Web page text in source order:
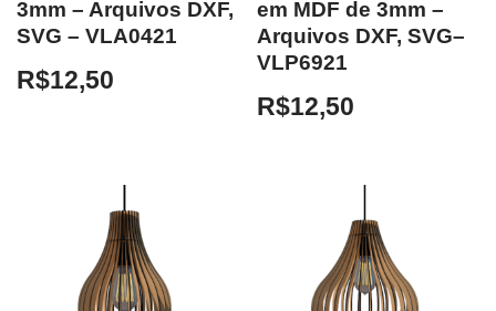
3mm – Arquivos DXF,
SVG – VLA0421
R$12,50
em MDF de 3mm –
Arquivos DXF, SVG–
VLP6921
R$12,50